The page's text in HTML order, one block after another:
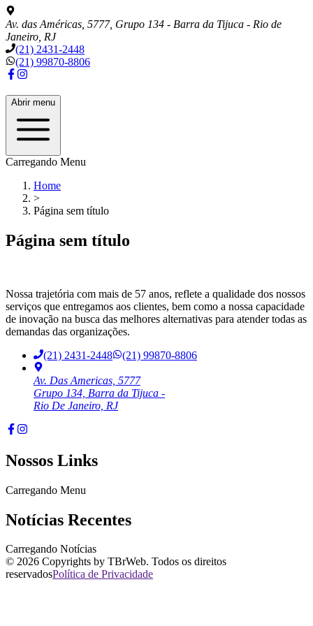
Av. das Américas, 5777, Grupo 134 - Barra da Tijuca - Rio de
Janeiro, RJ
(21) 2431-2448
(21) 99870-8806
Abrir menu
Carregando Menu
Home
>
Página sem título
Página sem título
Nossa trajetória com mais de 57 anos, reflete a qualidade dos nossos
serviços que entregamos aos clientes, bem como a nossa capacidade
de inovação na busca das melhores alternativas para atender todas as
demandas das organizações.
(21) 2431-2448
(21) 99870-8806
Av. Das Americas, 5777
Grupo 134, Barra da Tijuca -
Rio De Janeiro, RJ
Nossos Links
Carregando Menu
Notícias Recentes
Carregando Notícias
© 2026 Copyrights by TBrWeb. Todos os direitos
reservadosPolítica de Privacidade